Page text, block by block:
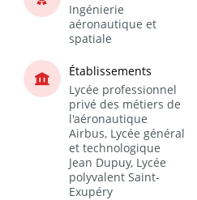
Ingénierie
aéronautique et
spatiale
Établissements
Lycée professionnel
privé des métiers de
l'aéronautique
Airbus, Lycée général
et technologique
Jean Dupuy, Lycée
polyvalent Saint-
Exupéry